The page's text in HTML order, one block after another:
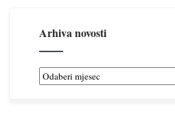
Arhiva novosti
Arhiva